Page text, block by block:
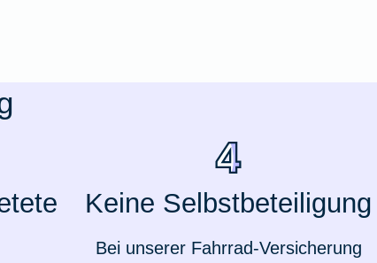
Keine Selbstbeteiligung
Bei unserer Fahrrad-Versicherung